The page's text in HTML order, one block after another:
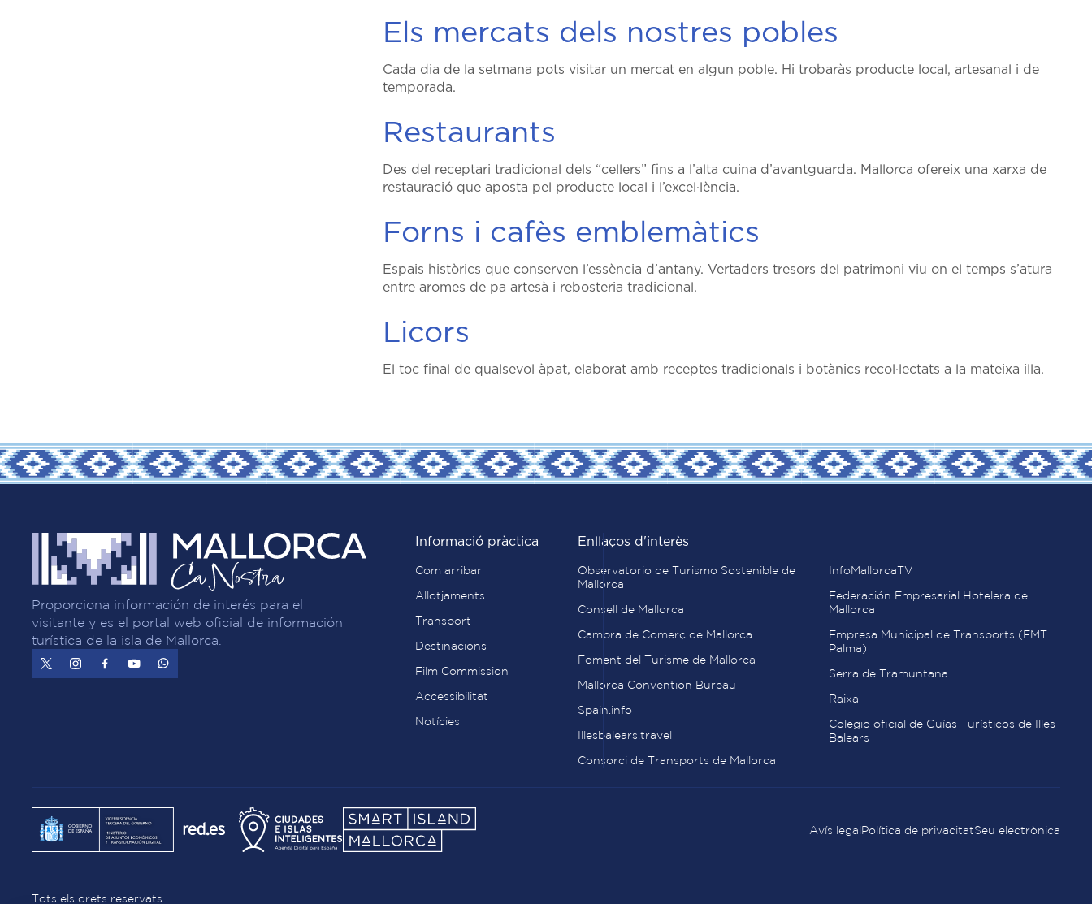
Els mercats dels nostres pobles
Cada dia de la setmana pots visitar un mercat en algun poble. Hi trobaràs producte local, artesanal i de
temporada.
Restaurants
Des del receptari tradicional dels “cellers” fins a l’alta cuina d’avantguarda. Mallorca ofereix una xarxa de
restauració que aposta pel producte local i l’excel·lència.
Forns i cafès emblemàtics
Espais històrics que conserven l’essència d’antany. Vertaders tresors del patrimoni viu on el temps s’atura
entre aromes de pa artesà i rebosteria tradicional.
Licors
El toc final de qualsevol àpat, elaborat amb receptes tradicionals i botànics recol·lectats a la mateixa illa.
Proporciona información de interés para el
visitante y es el portal web oficial de información
turística de la isla de Mallorca.
Informació pràctica
Com arribar
Allotjaments
Transport
Destinacions
Film Commission
Accessibilitat
Notícies
Enllaços d'interès
Observatorio de Turismo Sostenible de
Mallorca
Consell de Mallorca
Cambra de Comerç de Mallorca
Foment del Turisme de Mallorca
Mallorca Convention Bureau
Spain.info
Illesbalears.travel
Consorci de Transports de Mallorca
InfoMallorcaTV
Federación Empresarial Hotelera de
Mallorca
Empresa Municipal de Transports (EMT
Palma)
Serra de Tramuntana
Raixa
Colegio oficial de Guías Turísticos de Illes
Balears
Avís legalPolítica de privacitatSeu electrònica
Tots els drets reservats